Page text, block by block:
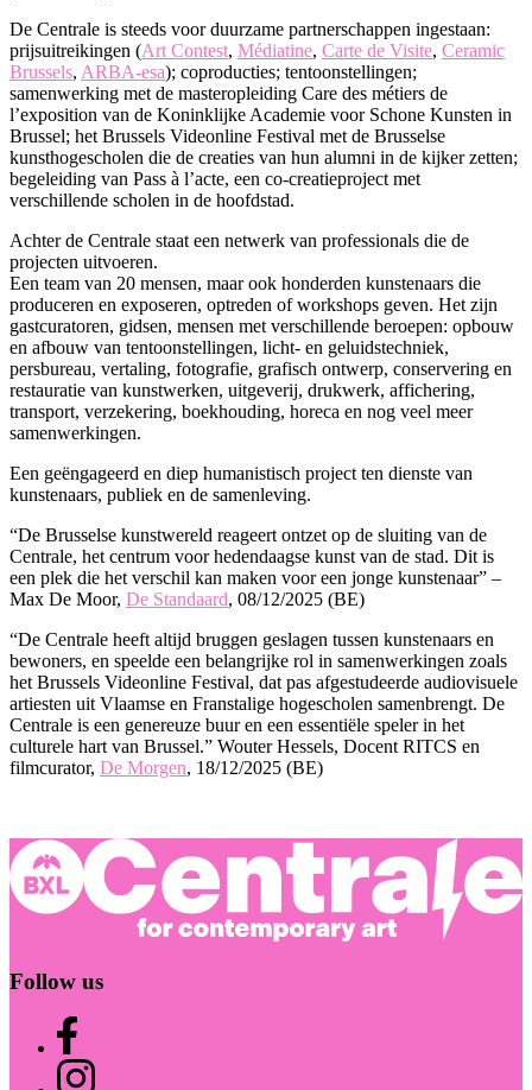
De Centrale is steeds voor duurzame partnerschappen ingestaan:
prijsuitreikingen (Art Contest, Médiatine, Carte de Visite, Ceramic
Brussels, ARBA-esa); coproducties; tentoonstellingen;
samenwerking met de masteropleiding Care des métiers de
l’exposition van de Koninklijke Academie voor Schone Kunsten in
Brussel; het Brussels Videonline Festival met de Brusselse
kunsthogescholen die de creaties van hun alumni in de kijker zetten;
begeleiding van Pass à l’acte, een co-creatieproject met
verschillende scholen in de hoofdstad.
Achter de Centrale staat een netwerk van professionals die de
projecten uitvoeren.
Een team van 20 mensen, maar ook honderden kunstenaars die
produceren en exposeren, optreden of workshops geven. Het zijn
gastcuratoren, gidsen, mensen met verschillende beroepen: opbouw
en afbouw van tentoonstellingen, licht- en geluidstechniek,
persbureau, vertaling, fotografie, grafisch ontwerp, conservering en
restauratie van kunstwerken, uitgeverij, drukwerk, affichering,
transport, verzekering, boekhouding, horeca en nog veel meer
samenwerkingen.
Een geëngageerd en diep humanistisch project ten dienste van
kunstenaars, publiek en de samenleving.
“De Brusselse kunstwereld reageert ontzet op de sluiting van de
Centrale, het centrum voor hedendaagse kunst van de stad. Dit is
een plek die het verschil kan maken voor een jonge kunstenaar” –
Max De Moor, De Standaard, 08/12/2025 (BE)
“De Centrale heeft altijd bruggen geslagen tussen kunstenaars en
bewoners, en speelde een belangrijke rol in samenwerkingen zoals
het Brussels Videonline Festival, dat pas afgestudeerde audiovisuele
artiesten uit Vlaamse en Franstalige hogescholen samenbrengt. De
Centrale is een genereuze buur en een essentiële speler in het
culturele hart van Brussel.” Wouter Hessels, Docent RITCS en
filmcurator, De Morgen, 18/12/2025 (BE)
Follow us
Centrale.brussels
Facebook
Centrale.brussels